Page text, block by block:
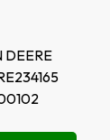
DEERE